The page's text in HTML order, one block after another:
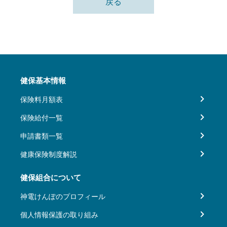
健保基本情報
保険料月額表
保険給付一覧
申請書類一覧
健康保険制度解説
健保組合について
神電けんぽのプロフィール
個人情報保護の取り組み